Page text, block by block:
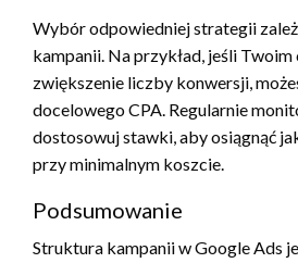
Wybór odpowiedniej strategii
kampanii. Na przykład, jeśli Twoim
zwiększenie liczby konwersji,
docelowego CPA. Regularnie
dostosowuj stawki, aby osiągnąć
przy minimalnym koszcie.
Podsumowanie
Struktura kampanii w Google Ads